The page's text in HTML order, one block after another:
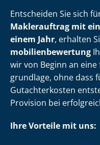
Entscheiden Sie sich
Maklerauftrag mit
einem Jahr, erhalten
mo­bi­li­en­be­wer­tung
wir von Beginn an
grund­la­ge, ohne dass
Gutachterkosten
Provision bei
Ihre Vorteile mit uns: